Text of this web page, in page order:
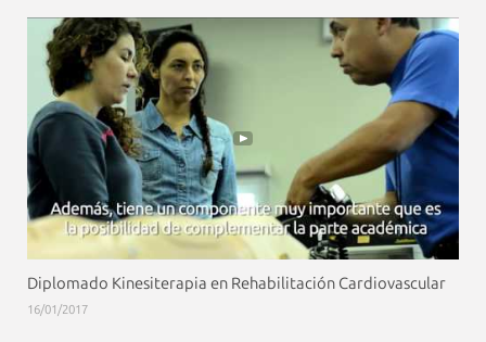
Diplomado Kinesiterapia en Rehabilitación Cardiovascular
16/01/2017